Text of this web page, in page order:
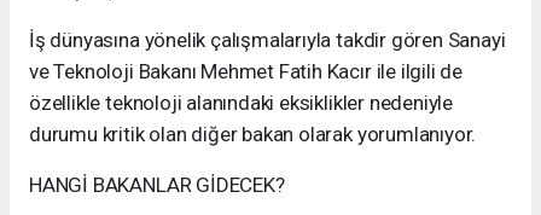
İş dünyasına yönelik çalışmalarıyla takdir gören Sanayi
ve Teknoloji Bakanı Mehmet Fatih Kacır ile ilgili de
özellikle teknoloji alanındaki eksiklikler nedeniyle
durumu kritik olan diğer bakan olarak yorumlanıyor.
HANGİ BAKANLAR GİDECEK?